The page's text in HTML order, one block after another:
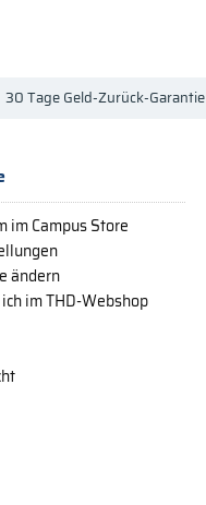
30 Tage Geld-Zurück-Garantie
im Campus Store
ändern
im THD-Webshop